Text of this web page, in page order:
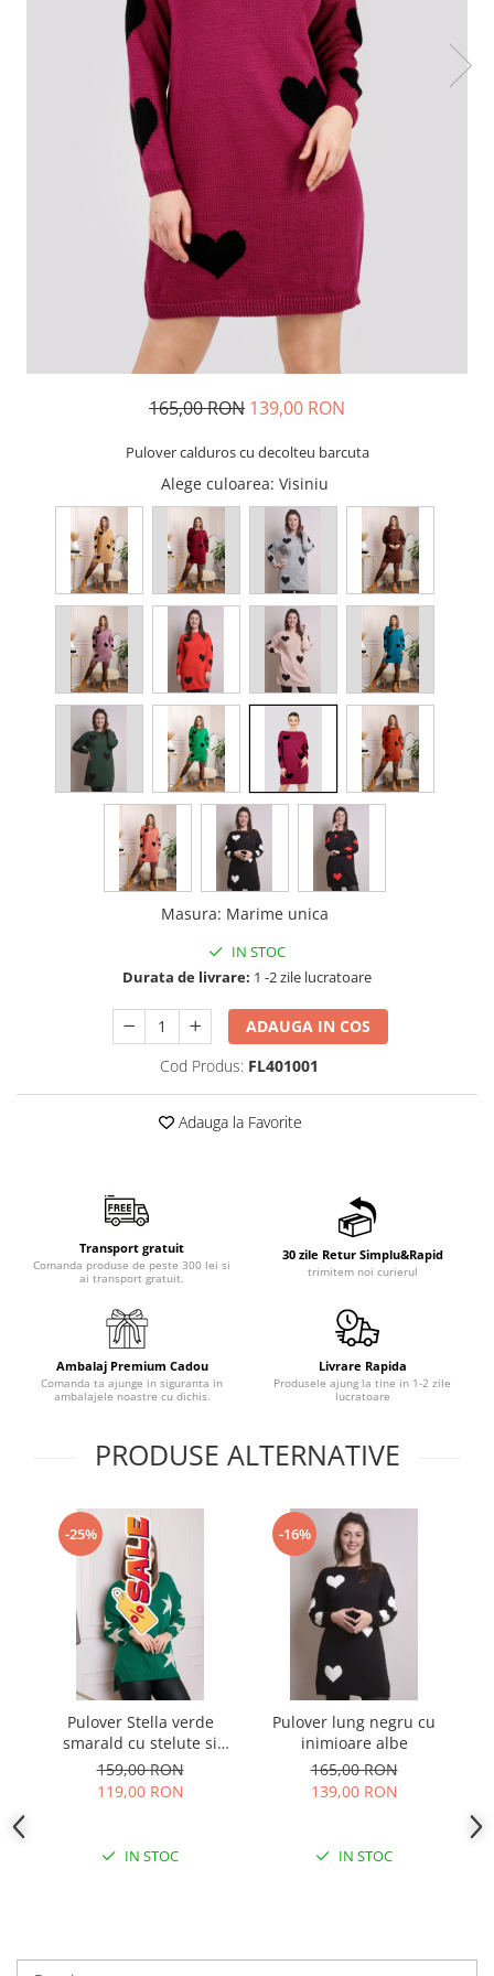
165,00 RON 139,00 RON
Pulover calduros cu decolteu barcuta
Alege culoarea: Visiniu
Masura: Marime unica
IN STOC
Durata de livrare: 1 -2 zile lucratoare
ADAUGA IN COS
Cod Produs: FL401001
Adauga la Favorite
Transport gratuit
Comanda produse de peste 300 lei si
ai transport gratuit.
30 zile Retur Simplu&Rapid
trimitem noi curierul
Ambalaj Premium Cadou
Comanda ta ajunge in siguranta in
ambalajele noastre cu dichis.
Livrare Rapida
Produsele ajung la tine in 1-2 zile
lucratoare
PRODUSE ALTERNATIVE
-25%
Pulover Stella verde
smarald cu stelute si
decolteu in V
159,00 RON
119,00 RON
IN STOC
-16%
Pulover lung negru cu
inimioare albe
165,00 RON
139,00 RON
IN STOC